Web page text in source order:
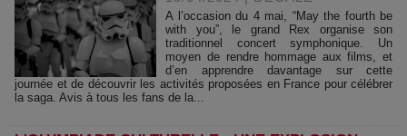
A l’occasion du 4 mai, “May the fourth be
with you”, le grand Rex organise son
traditionnel concert symphonique. Un
moyen de rendre hommage aux films, et
d’en apprendre davantage sur cette
journée et de découvrir les activités proposées en France pour célébrer
la saga. Avis à tous les fans de la...